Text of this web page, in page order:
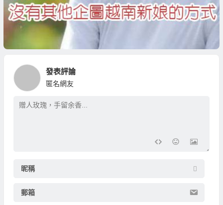
發表評論
匿名網友
昵稱
郵箱